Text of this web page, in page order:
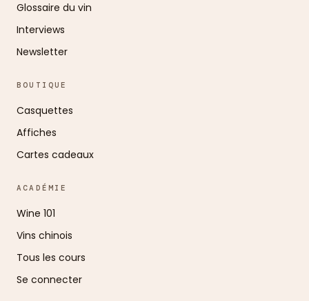
Glossaire du vin
Interviews
Newsletter
BOUTIQUE
Casquettes
Affiches
Cartes cadeaux
ACADÉMIE
Wine 101
Vins chinois
Tous les cours
Se connecter